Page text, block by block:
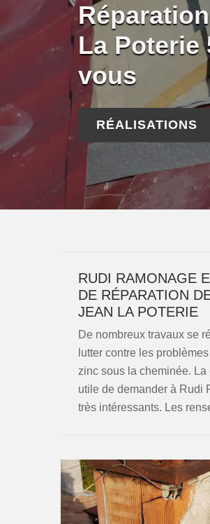
La Poterie
vous
RÉALISATIONS
RUDI RAMONAGE
DE RÉPARATION
JEAN LA POTERIE
De nombreux travaux se
lutter contre les
zinc sous la cheminée.
utile de demander à Rudi
très intéressants. Les